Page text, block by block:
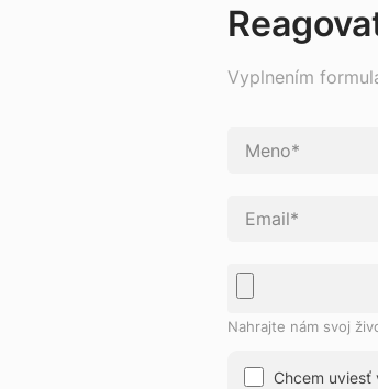
Vyplnením
Nahrajte nám svoj
Chcem uviesť